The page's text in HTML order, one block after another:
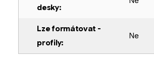
desky:
Lze formátovat -
profily:
Ne